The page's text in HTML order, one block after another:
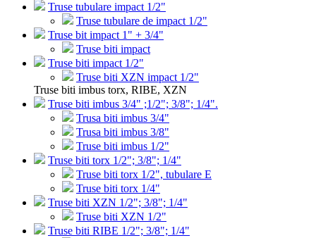
Truse tubulare impact 1/2"
Truse tubulare de impact 1/2"
Truse bit impact 1" + 3/4"
Truse biti impact
Truse biti impact 1/2"
Truse biti XZN impact 1/2"
Truse biti imbus torx, RIBE, XZN
Truse biti imbus 3/4" ;1/2"; 3/8"; 1/4".
Trusa biti imbus 3/4"
Trusa biti imbus 3/8"
Truse biti imbus 1/2"
Truse biti torx 1/2"; 3/8"; 1/4"
Truse biti torx 1/2", tubulare E
Truse biti torx 1/4"
Truse biti XZN 1/2"; 3/8"; 1/4"
Truse biti XZN 1/2"
Truse biti RIBE 1/2"; 3/8"; 1/4"